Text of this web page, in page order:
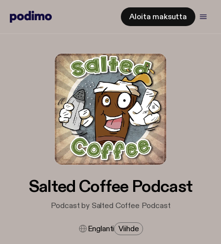
Aloita maksutta
Salted Coffee Podcast
Podcast by Salted Coffee Podcast
Englanti Viihde